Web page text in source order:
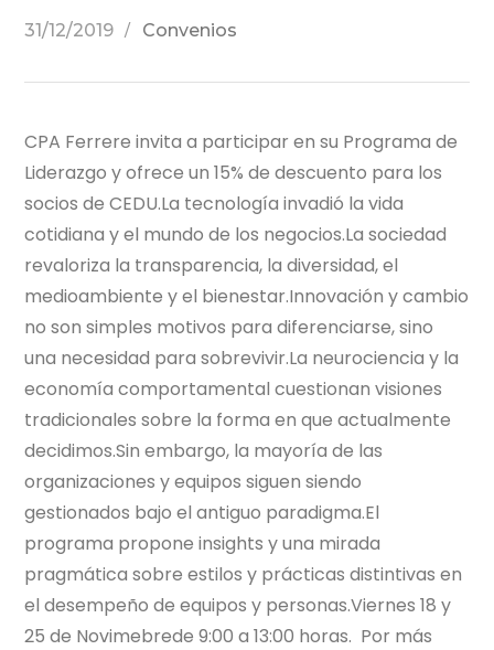
31/12/2019 Convenios
CPA Ferrere invita a participar en su Programa de
Liderazgo y ofrece un 15% de descuento para los
socios de CEDU.La tecnología invadió la vida
cotidiana y el mundo de los negocios.La sociedad
revaloriza la transparencia, la diversidad, el
medioambiente y el bienestar.Innovación y cambio
no son simples motivos para diferenciarse, sino
una necesidad para sobrevivir.La neurociencia y la
economía comportamental cuestionan visiones
tradicionales sobre la forma en que actualmente
decidimos.Sin embargo, la mayoría de las
organizaciones y equipos siguen siendo
gestionados bajo el antiguo paradigma.El
programa propone insights y una mirada
pragmática sobre estilos y prácticas distintivas en
el desempeño de equipos y personas.Viernes 18 y
25 de Novimebrede 9:00 a 13:00 horas. Por más